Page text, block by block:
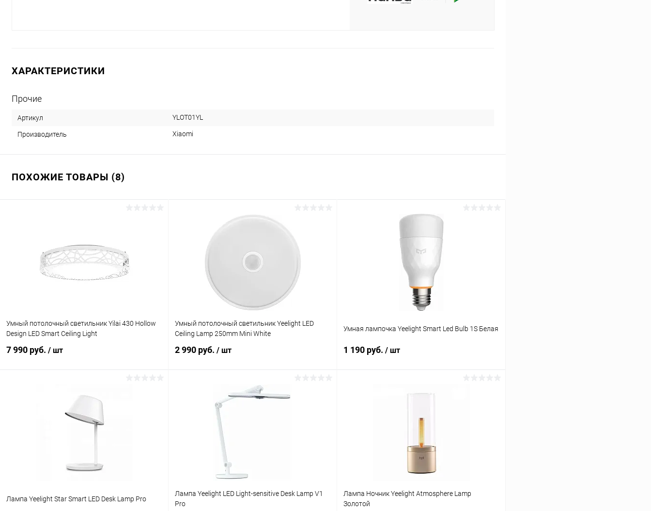
ХАРАКТЕРИСТИКИ
Прочие
Артикул YLOT01YL
Производитель Xiaomi
ПОХОЖИЕ ТОВАРЫ (8)
Умный потолочный светильник Yilai 430 Hollow
Design LED Smart Ceiling Light
7 990 руб. / шт
К сравнению
Умный потолочный светильник Yeelight LED
Ceiling Lamp 250mm Mini White
2 990 руб. / шт
В корзину
Умная лампочка Yeelight Smart Led Bulb 1S Белая
1 190 руб. / шт
Лампа Yeelight Star Smart LED Desk Lamp Pro
Лампа Yeelight LED Light-sensitive Desk Lamp V1
Pro
Лампа Ночник Yeelight Atmosphere Lamp
Золотой